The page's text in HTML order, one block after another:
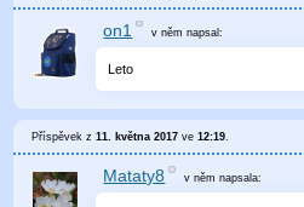
on1 v němnapsal:
Leto
Příspěvek z11. května 2017 ve12:19.
Mataty8 v němnapsala: